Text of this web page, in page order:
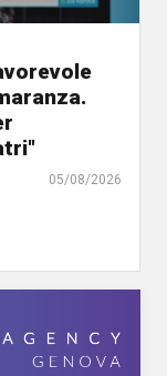
05/08/2026